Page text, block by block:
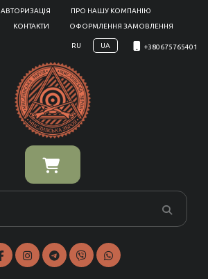
АВТОРИЗАЦІЯ
ПРО НАШУ КОМПАНІЮ
КОНТАКТИ ОФОРМЛЕННЯ ЗАМОВЛЕННЯ
RU UA +380675765401